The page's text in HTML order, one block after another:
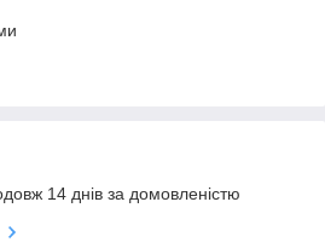
14 днів за домовленістю